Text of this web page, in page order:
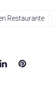
Restaurante
LinkedInPinterest